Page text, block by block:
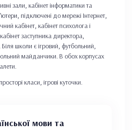
зали, кабінет інформатики та
підключені до мережі Інтернет,
кабінет, кабінет психолога і
заступника директора,
школи є ігровий, футбольний,
майданчики. В обох корпусах
класи, ігрові куточки.
мови та